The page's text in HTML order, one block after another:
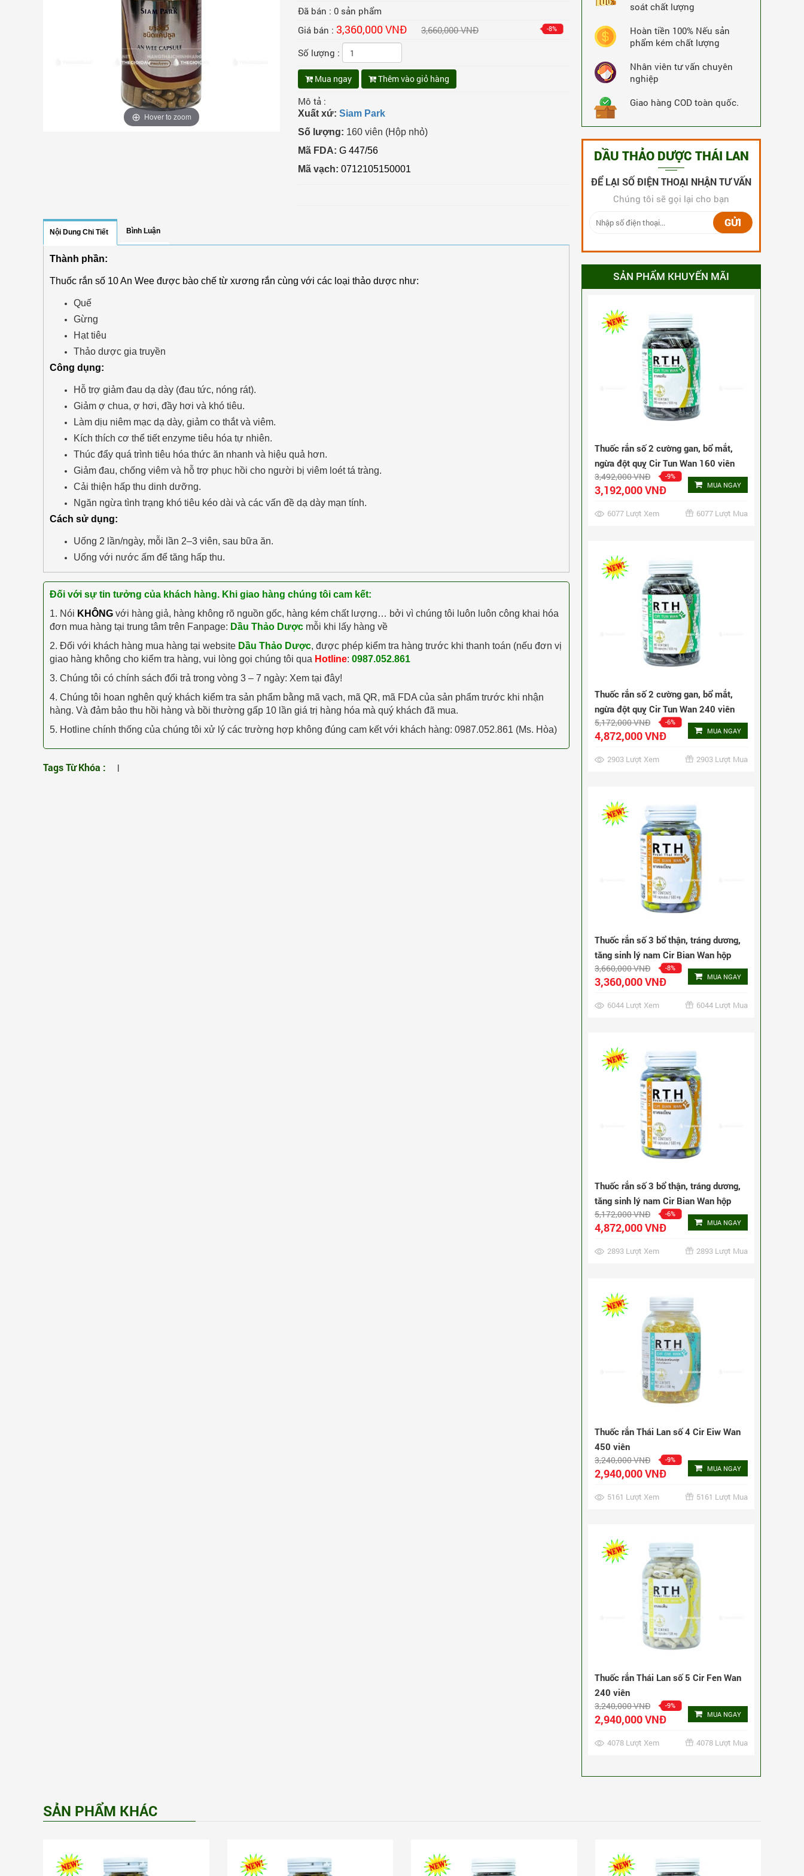
Hover to zoom
Đã bán : 0 sản phẩm
Giá bán : 3,360,000 VNĐ 3,660,000 VNĐ -8%
Số lượng :
Mua ngay Thêm vào giỏ hàng
Mô tả :
Xuất xứ: Siam Park
Số lượng: 160 viên (Hộp nhỏ)
Mã FDA: G 447/56
Mã vạch: 0712105150001
Nội Dung Chi Tiết Bình Luận
Thành phần:
Thuốc rắn số 10An Wee được bào chế từ xương rắn cùng với các loại thảo dược như:
Quế
Gừng
Hạt tiêu
Thảo dược gia truyền
Công dụng:
Hỗ trợ giảm đau dạ dày (đau tức, nóng rát).
Giảm ợ chua, ợ hơi, đầy hơi và khó tiêu.
Làm dịu niêm mạc dạ dày, giảm co thắt và viêm.
Kích thích cơ thể tiết enzyme tiêu hóa tự nhiên.
Thúc đẩy quá trình tiêu hóa thức ăn nhanh và hiệu quả hơn.
Giảm đau, chống viêm và hỗ trợ phục hồi cho người bị viêm loét tá tràng.
Cải thiện hấp thu dinh dưỡng.
Ngăn ngừa tình trạng khó tiêu kéo dài và các vấn đề dạ dày mạn tính.
Cách sử dụng:
Uống 2 lần/ngày, mỗi lần 2–3 viên, sau bữa ăn.
Uống với nước ấm để tăng hấp thu.
Đối với sự tin tưởng của khách hàng. Khi giao hàng chúng tôi cam kết:
1. Nói KHÔNG với hàng giả, hàng không rõ nguồn gốc, hàng kém chất lượng… bởi vì chúng tôi luôn luôn công khai hóa
đơn mua hàng tại trung tâm trên Fanpage: Dầu Thảo Dược mỗi khi lấy hàng về
2. Đối với khách hàng mua hàng tại website Dầu Thảo Dược, được phép kiểm tra hàng trước khi thanh toán (nếu đơn vị
giao hàng không cho kiểm tra hàng, vui lòng gọi chúng tôi qua Hotline: 0987.052.861
3. Chúng tôi có chính sách đổi trả trong vòng 3 – 7 ngày: Xem tại đây!
4. Chúng tôi hoan nghên quý khách kiểm tra sản phẩm bằng mã vạch, mã QR, mã FDA của sản phẩm trước khi nhận
hàng. Và đảm bảo thu hồi hàng và bồi thường gấp 10 lần giá trị hàng hóa mà quý khách đã mua.
5. Hotline chính thống của chúng tôi xử lý các trường hợp không đúng cam kết với khách hàng: 0987.052.861 (Ms. Hòa)
Tags Từ Khóa : |
soát chất lượng
Hoàn tiền 100% Nếu sản
phẩm kém chất lượng
Nhân viên tư vấn chuyên
nghiệp
Giao hàng COD toàn quốc.
DẦU THẢO DƯỢC THÁI LAN
ĐỂ LẠI SỐ ĐIỆN THOẠI NHẬN TƯ VẤN
Chúng tôi sẽ gọi lại cho bạn
GỬI
SẢN PHẨM KHUYẾN MÃI
Thuốc rắn Thái Lan số 1 Kia Tu Tan
240 Viên
5,172,000 VNĐ
3335 Lượt Xem 3335 Lượt Mua
Thuốc rắn số 2 cường gan, bổ mắt,
ngừa đột quỵ Cir Tun Wan 160 viên
3,492,000 VNĐ -9%
3,192,000 VNĐ MUA NGAY
6077 Lượt Xem 6077 Lượt Mua
Thuốc rắn số 2 cường gan, bổ mắt,
ngừa đột quỵ Cir Tun Wan 240 viên
5,172,000 VNĐ -6%
4,872,000 VNĐ MUA NGAY
2903 Lượt Xem 2903 Lượt Mua
Thuốc rắn số 3 bổ thận, tráng dương,
tăng sinh lý nam Cir Bian Wan hộp
160 viên
3,660,000 VNĐ -8%
3,360,000 VNĐ MUA NGAY
6044 Lượt Xem 6044 Lượt Mua
Thuốc rắn số 3 bổ thận, tráng dương,
tăng sinh lý nam Cir Bian Wan hộp
240 viên
5,172,000 VNĐ -6%
4,872,000 VNĐ MUA NGAY
2893 Lượt Xem 2893 Lượt Mua
Thuốc rắn Thái Lan số 4 Cir Eiw Wan
450 viên
3,240,000 VNĐ -9%
2,940,000 VNĐ MUA NGAY
5161 Lượt Xem 5161 Lượt Mua
Thuốc rắn Thái Lan số 5 Cir Fen Wan
240 viên
3,240,000 VNĐ -9%
2,940,000 VNĐ MUA NGAY
4078 Lượt Xem 4078 Lượt Mua
SẢN PHẨM KHÁC